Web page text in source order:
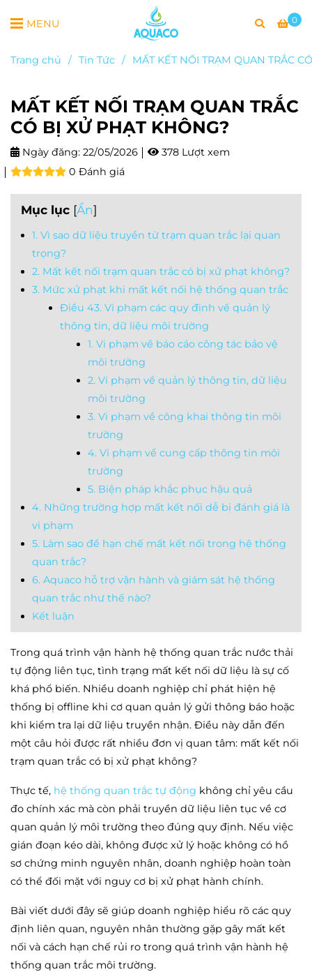
0
MENU
Trang chủ / Tin Tức / MẤT KẾT NỐI TRẠM QUAN TRẮC
MẤT KẾT NỐI TRẠM QUAN TRẮC
CÓ BỊ XỬ PHẠT KHÔNG?
Ngày đăng: 22/05/2026
378 Lượt xem
0 Đánh giá
Mục lục [Ẩn]
1. Vì sao dữ liệu truyền từ trạm quan trắc lại quan
trọng?
2. Mất kết nối trạm quan trắc có bị xử phạt không?
3. Mức xử phạt khi mất kết nối hệ thống quan trắc
Điều 43. Vi phạm các quy định về quản lý
thông tin, dữ liệu môi trường
1. Vi phạm về báo cáo công tác bảo vệ
môi trường
2. Vi phạm về quản lý thông tin, dữ liệu
môi trường
3. Vi phạm về công khai thông tin môi
trường
4. Vi phạm về cung cấp thông tin môi
trường
5. Biện pháp khắc phục hậu quả
4. Những trường hợp mất kết nối dễ bị đánh giá là
vi phạm
5. Làm sao để hạn chế mất kết nối trong hệ thống
quan trắc?
6. Aquaco hỗ trợ vận hành và giám sát hệ thống
quan trắc như thế nào?
Kết luận
Trong quá trình vận hành hệ thống quan trắc nước thải
tự động liên tục, tình trạng mất kết nối dữ liệu là sự cố
khá phổ biến. Nhiều doanh nghiệp chỉ phát hiện hệ
thống bị offline khi cơ quan quản lý gửi thông báo hoặc
khi kiểm tra lại dữ liệu truyền nhận. Điều này dẫn đến
một câu hỏi được rất nhiều đơn vị quan tâm: mất kết nối
trạm quan trắc có bị xử phạt không?
Thực tế, hệ thống quan trắc tự động không chỉ yêu cầu
đo chính xác mà còn phải truyền dữ liệu liên tục về cơ
quan quản lý môi trường theo đúng quy định. Nếu việc
gián đoạn kéo dài, không được xử lý hoặc không có hồ
sơ chứng minh nguyên nhân, doanh nghiệp hoàn toàn
có thể đối mặt với nguy cơ bị xử phạt hành chính.
Bài viết dưới đây sẽ giúp doanh nghiệp hiểu rõ các quy
định liên quan, nguyên nhân thường gặp gây mất kết
nối và cách hạn chế rủi ro trong quá trình vận hành hệ
thống quan trắc môi trường.